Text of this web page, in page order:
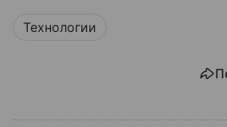
Технологии